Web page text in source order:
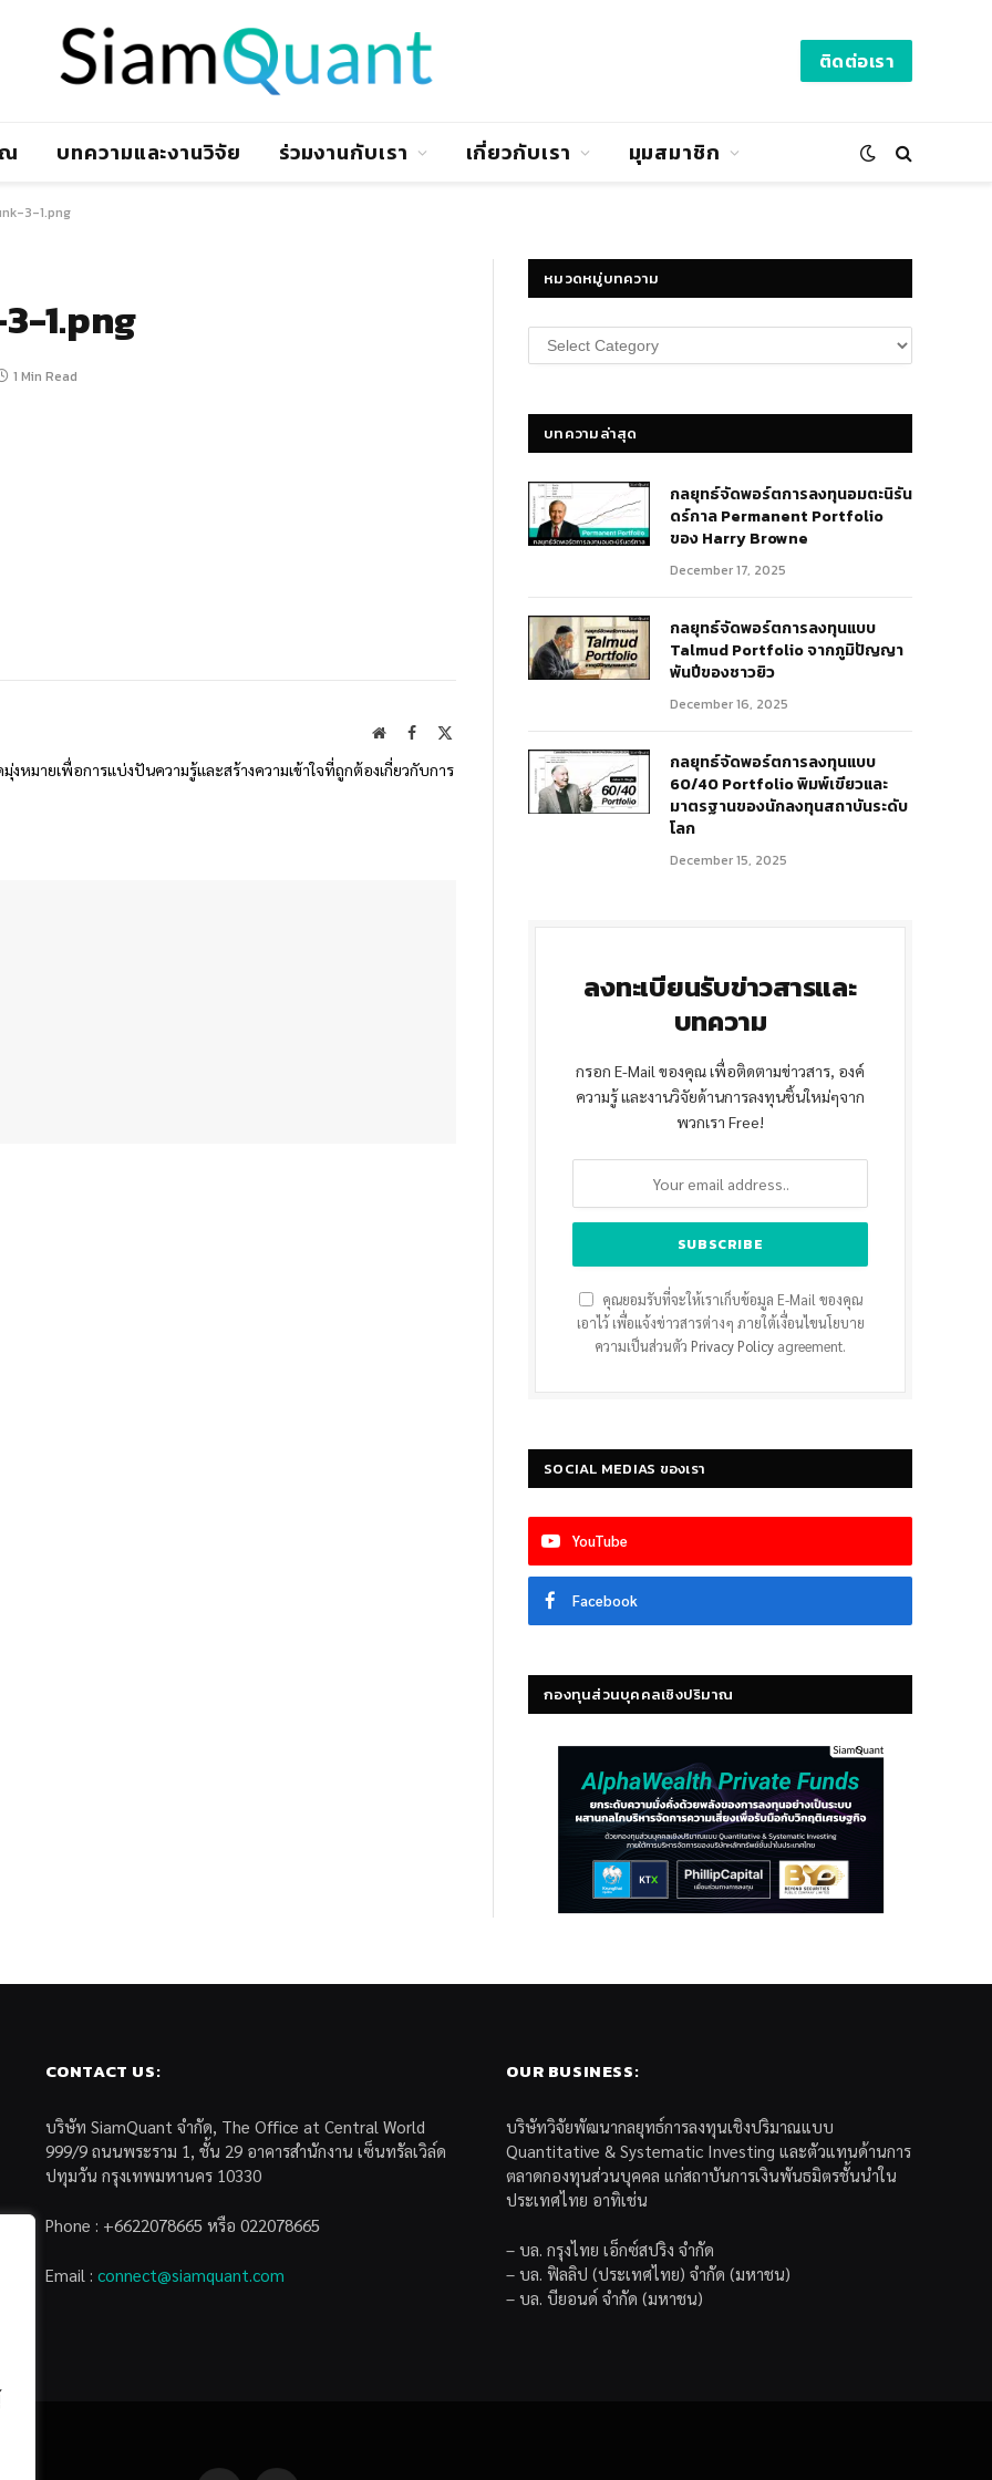
ติดต่อเรา
บทความและงานวิจัย ร่วมงานกับเรา เกี่ยวกับเรา มุมสมาชิก
3-1.png
1.png
1 Min Read
WebsiteFacebook
งหมายเพื่อการแบ่งปันความรู้และสร้างความเข้าใจที่ถูกต้องเกี่ยวกับการ
หมวดหมู่บทความ
หมวด
หมู่
บทความล่าสุด
กลยุทธ์​จัดพอร์ตการลงทุนอมตะนิรัน
ดร์กาล Permanent Portfolio
ของ Harry Browne
December 17, 2025
กลยุทธ์จัดพอร์ตการลงทุนแบบ
Talmud Portfolio จากภูมิปัญญา
พันปีของชาวยิว
December 16, 2025
กลยุทธ์จัดพอร์ตการลงทุนแบบ
60/40 Portfolio พิมพ์เขียวและ
มาตรฐานของนักลงทุนสถาบันระดับ
โลก
December 15, 2025
ลงทะเบียนรับข่าวสารและ
บทความ
กรอก E-Mail ของคุณ เพื่อติดตามข่าวสาร, องค์
ความรู้ และงานวิจัยด้านการลงทุนชิ้นใหม่ๆจาก
พวกเรา Free!
คุณยอมรับที่จะให้เราเก็บข้อมูล E-Mail ของคุณ
เอาไว้ เพื่อแจ้งข่าวสารต่างๆ ภายใต้เงื่อนไขนโยบาย
ความเป็นส่วนตัว Privacy Policy agreement.
SOCIAL MEDIAS ของเรา
YouTube
Facebook
กองทุนส่วนบุคคลเชิงปริมาณ
CONTACT US:
บริษัท SiamQuant จำกัด, The Office at Central World
999/9 ถนนพระราม 1, ชั้น 29 อาคารสำนักงาน เซ็นทรัลเวิล์ด
ปทุมวัน กรุงเทพมหานคร 10330
Phone : +6622078665 หรือ 022078665
Email : connect@siamquant.com
OUR BUSINESS:
บริษัทวิจัยพัฒนากลยุทธ์การลงทุนเชิงปริมาณแบบ
Quantitative & Systematic Investing และตัวแทนด้านการ
ตลาดกองทุนส่วนบุคคล แก่สถาบันการเงินพันธมิตรชั้นนำใน
ประเทศไทย อาทิเช่น
– บล. กรุงไทย เอ็กซ์สปริง จำกัด
– บล. ฟิลลิป (ประเทศไทย) จำกัด (มหาชน)
– บล. บียอนด์ จำกัด (มหาชน)